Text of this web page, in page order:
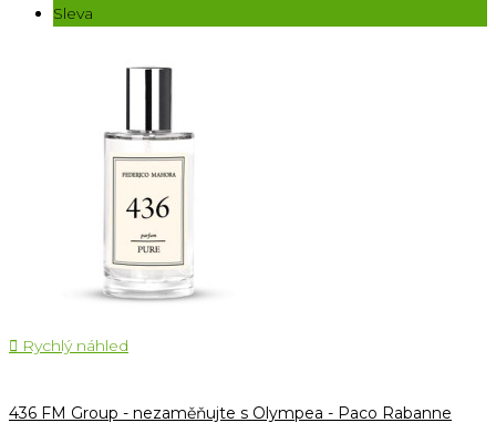
Sleva
 Rychlý náhled
436 FM Group - nezaměňujte s Olympea - Paco Rabanne